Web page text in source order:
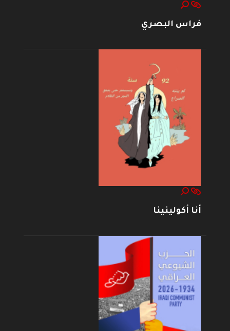
فراس البصري
أنا أكولينينا